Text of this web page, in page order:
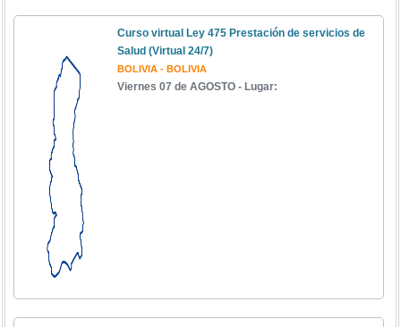
Curso virtual Ley 475 Prestación de servicios de
Salud (Virtual 24/7)
BOLIVIA - BOLIVIA
Viernes 07 de AGOSTO - Lugar: